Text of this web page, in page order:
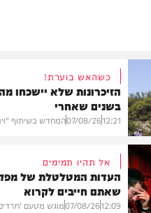
כשהאש בוערת!
הזיכרונות שלא יישכחו
בשנים שאחרי
12:21
07/08/26המחדש בשיתוף
אל תהיו תמימים
העדות המטלטלת של
שאתם חייבים לקרוא
12:09
07/08/26מוגש מטעם